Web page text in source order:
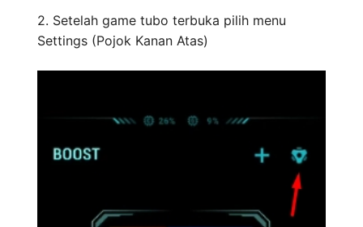
2. Setelah game tubo terbuka pilih menu
Settings (Pojok Kanan Atas)